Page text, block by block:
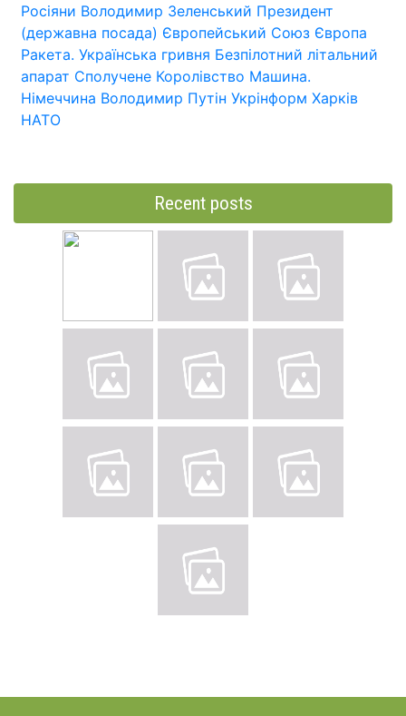
Росіяни Володимир Зеленський Президент
(державна посада) Європейський Союз Європа
Ракета. Українська гривня Безпілотний літальний
апарат Сполучене Королівство Машина.
Німеччина Володимир Путін Укрінформ Харків
НАТО
Recent posts